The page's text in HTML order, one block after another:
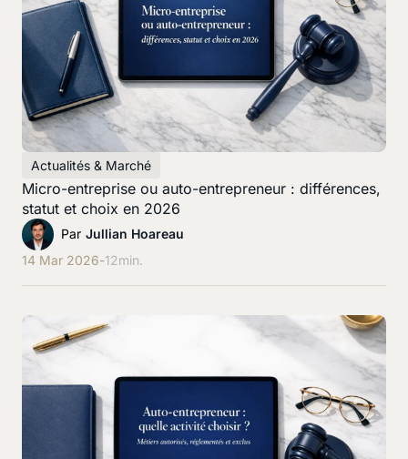
Actualités & Marché
Micro-entreprise ou auto-entrepreneur : différences,
statut et choix en 2026
Par Jullian Hoareau
14 Mar 2026-12min.